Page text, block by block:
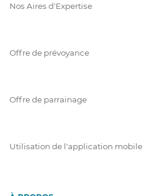
Nos Aires d'Expertise
Offre de prévoyance
Offre de parrainage
Utilisation de l'application mobile